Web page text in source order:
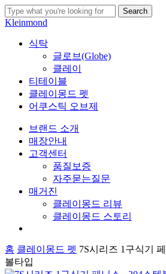
Skip
to
content
Search
Close
Kleinmond
search
Menu
식탁
글로브(Globe)
클레이
티테이블
클레이몽드 펫
어쿠스틱 오브제
브랜드 소개
매장안내
고객센터
품질보증
자주묻는질문
매거진
클레이몽드 리뷰
클레이몽드 스토리
홈 클레이몽드 펫 7S시리즈 1구식기
볼타입